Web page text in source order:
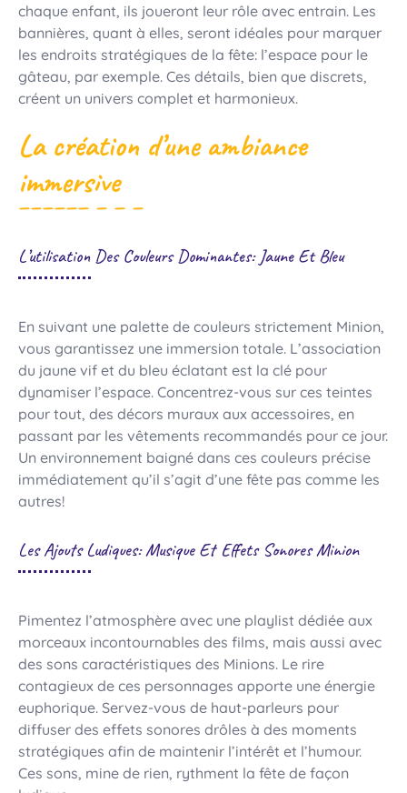
chaque enfant, ils joueront leur rôle avec entrain. Les
bannières, quant à elles, seront idéales pour marquer
les endroits stratégiques de la fête: l’espace pour le
gâteau, par exemple. Ces détails, bien que discrets,
créent un univers complet et harmonieux.
La création d’une ambiance
immersive
L’utilisation Des Couleurs Dominantes: Jaune Et Bleu
En suivant une palette de couleurs strictement Minion,
vous garantissez une immersion totale. L’association
du jaune vif et du bleu éclatant est la clé pour
dynamiser l’espace. Concentrez-vous sur ces teintes
pour tout, des décors muraux aux accessoires, en
passant par les vêtements recommandés pour ce jour.
Un environnement baigné dans ces couleurs précise
immédiatement qu’il s’agit d’une fête pas comme les
autres!
Les Ajouts Ludiques: Musique Et Effets Sonores Minion
Pimentez l’atmosphère avec une playlist dédiée aux
morceaux incontournables des films, mais aussi avec
des sons caractéristiques des Minions. Le rire
contagieux de ces personnages apporte une énergie
euphorique. Servez-vous de haut-parleurs pour
diffuser des effets sonores drôles à des moments
stratégiques afin de maintenir l’intérêt et l’humour.
Ces sons, mine de rien, rythment la fête de façon